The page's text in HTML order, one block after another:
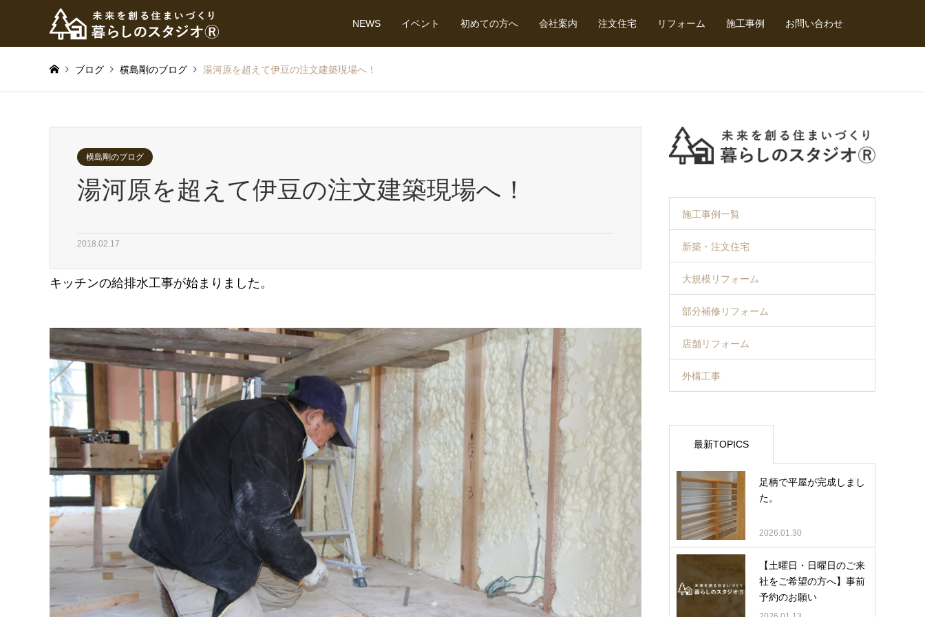
NEWS イベント 初めての方へ 会社案内 注文住宅 リフォーム 施工事例 お問い合わせ
ブログ 横島剛のブログ 湯河原を超えて伊豆の注文建築現場へ！
横島剛のブログ
湯河原を超えて伊豆の注文建築現場へ！
2018.02.17
キッチンの給排水工事が始まりました。
施工事例一覧
新築・注文住宅
大規模リフォーム
部分補修リフォーム
店舗リフォーム
外構工事
最新TOPICS
足柄で平屋が完成しまし
た。
2026.01.30
【土曜日・日曜日のご来
社をご希望の方へ】事前
予約のお願い